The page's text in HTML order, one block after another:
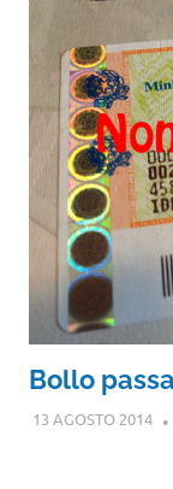
Bollo
13 AGOSTO 2014